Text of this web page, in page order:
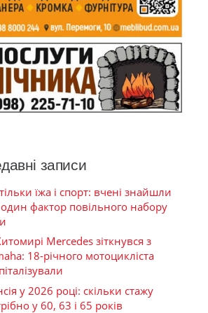
записи
їжа і спорт: вчені знайшли
фактор повільного набору
Mercedes зіткнувся з
18-річного мотоцикліста
у 2026 році: скільки стажу
у 60, 63 і 65 років